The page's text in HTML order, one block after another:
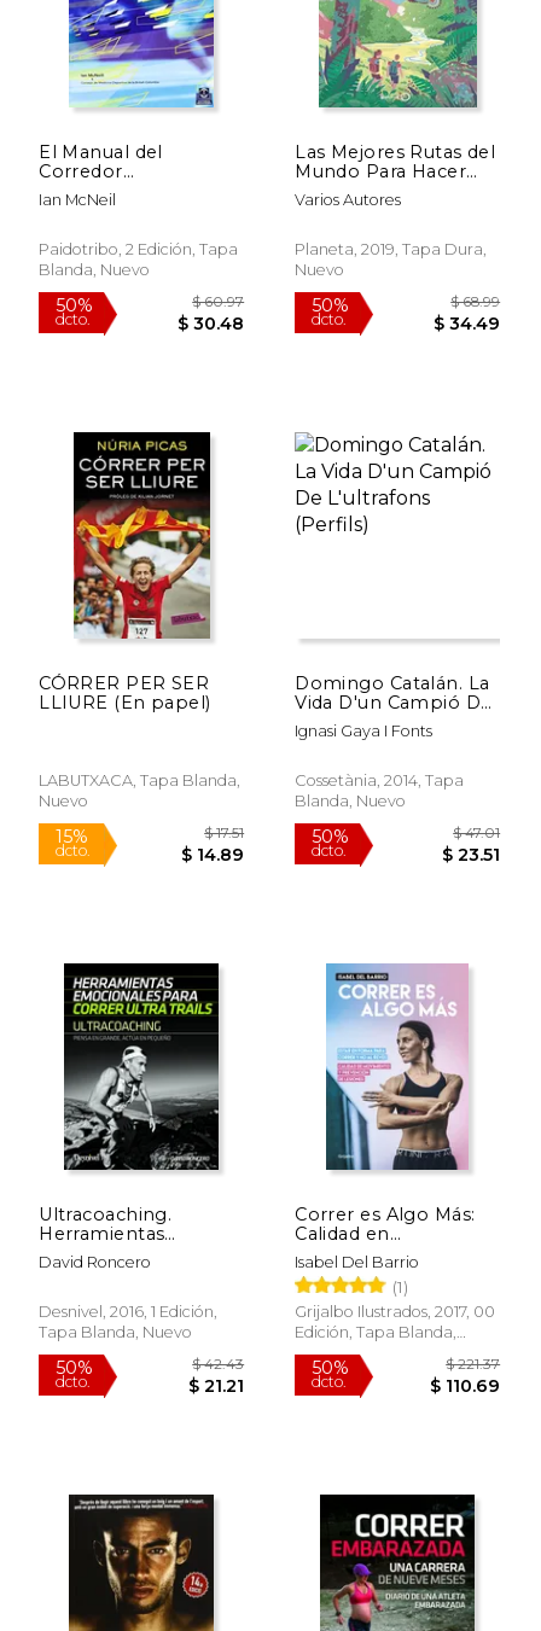
dcto. $ 27.68 dcto. $
El Manual del
Corredor
Principiante: El
Programa
Semanas Para
Caminar y Correr
Ian McNeil
Paidotribo, 2 Edición, Tapa
Blanda, Nuevo
50%
dcto. $ 30.48
Las Mejores Rutas del
Mundo Para Hacer
Trekking
Varios Autores
Planeta, 2019, Tapa Dura,
Nuevo
50%
dcto. $
CÓRRER PER SER
LLIURE (En papel)
LABUTXACA, Tapa Blanda,
Nuevo
Domingo Catalán. La
Vida D'un Campió De
L'ultrafons (Perfils)
Ignasi Gaya I Fonts
Cossetània, 2014, Tapa
Blanda, Nuevo
Ultracoaching.
Herramientas
Emocionales Para
Correr Ultra Trails
David Roncero
Desnivel, 2016, 1 Edición,
Tapa Blanda, Nuevo
Correr es Algo Más:
Calidad en
Movimiento y
Prevención de
Lesiones. Estar en
Forma Para Correr, y
no al Revés.
Naturaleza)
Isabel Del Barrio
(1)
Grijalbo Ilustrados, 2017, 00
Edición, Tapa Blanda,
Usado